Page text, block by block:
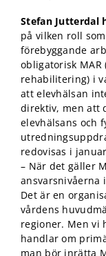
Stefan Jutterdal
på vilken roll
förebyggande
obligatorisk
rehabilitering) i
att elevhälsan
direktiv, men att
elevhälsans och
redovisas i
– När det gäller
ansvarsnivåerna
Det är en
vårdens
regioner. Men vi
handlar om
man bör inrätta